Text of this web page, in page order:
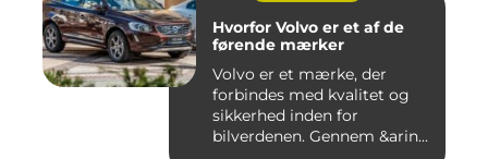
Hvorfor Volvo er et af de
førende mærker
Volvo er et mærke, der
forbindes med kvalitet og
sikkerhed inden for
bilverdenen. Gennem &arin...